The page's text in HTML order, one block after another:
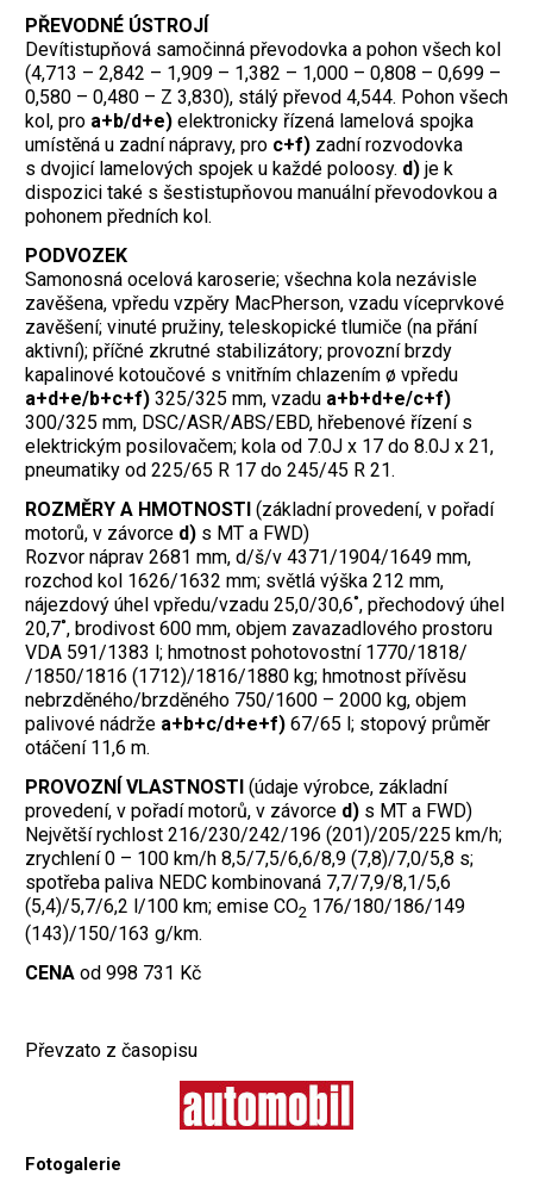
PŘEVODNÉ ÚSTROJÍ
Devítistupňová samočinná převodovka a pohon všech kol
(4,713 – 2,842 – 1,909 – 1,382 – 1,000 – 0,808 – 0,699 –
0,580 – 0,480 – Z 3,830), stálý převod 4,544. Pohon všech
kol, pro a+b/d+e) elektronicky řízená lamelová spojka
umístěná u zadní nápravy, pro c+f) zadní rozvodovka
s dvojicí lamelových spojek u každé poloosy. d) je k
dispozici také s šestistupňovou manuální převodovkou a
pohonem předních kol.
PODVOZEK
Samonosná ocelová karoserie; všechna kola nezávisle
zavěšena, vpředu vzpěry MacPherson, vzadu víceprvkové
zavěšení; vinuté pružiny, teleskopické tlumiče (na přání
aktivní); příčné zkrutné stabilizátory; provozní brzdy
kapalinové kotoučové s vnitřním chlazením ø vpředu
a+d+e/b+c+f) 325/325 mm, vzadu a+b+d+e/c+f)
300/325 mm, DSC/ASR/ABS/EBD, hřebenové řízení s
elektrickým posilovačem; kola od 7.0J x 17 do 8.0J x 21,
pneumatiky od 225/65 R 17 do 245/45 R 21.
ROZMĚRY A HMOTNOSTI (základní provedení, v pořadí
motorů, v závorce d) s MT a FWD)
Rozvor náprav 2681 mm, d/š/v 4371/1904/1649 mm,
rozchod kol 1626/1632 mm; světlá výška 212 mm,
nájezdový úhel vpředu/vzadu 25,0/30,6˚, přechodový úhel
20,7˚, brodivost 600 mm, objem zavazadlového prostoru
VDA 591/1383 l; hmotnost pohotovostní 1770/1818/
/1850/1816 (1712)/1816/1880 kg; hmotnost přívěsu
nebrzděného/brzděného 750/1600 – 2000 kg, objem
palivové nádrže a+b+c/d+e+f) 67/65 l; stopový průměr
otáčení 11,6 m.
PROVOZNÍ VLASTNOSTI (údaje výrobce, základní
provedení, v pořadí motorů, v závorce d) s MT a FWD)
Největší rychlost 216/230/242/196 (201)/205/225 km/h;
zrychlení 0 – 100 km/h 8,5/7,5/6,6/8,9 (7,8)/7,0/5,8 s;
spotřeba paliva NEDC kombinovaná 7,7/7,9/8,1/5,6
(5,4)/5,7/6,2 l/100 km; emise CO2 176/180/186/149
(143)/150/163 g/km.
CENA od 998 731 Kč
Převzato z časopisu
Fotogalerie